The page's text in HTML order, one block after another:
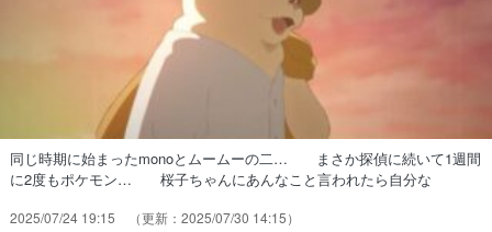
同じ時期に始まったmonoとムームーの二… まさか探偵に続いて1週間
に2度もポケモン… 桜子ちゃんにあんなこと言われたら自分な
ゃんとムームーお当番回だね天… 位置情報ゲームはボクもハマりがち
2025/07/24 19:15 2025/07/30 14:15